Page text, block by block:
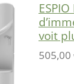
voit
505,00